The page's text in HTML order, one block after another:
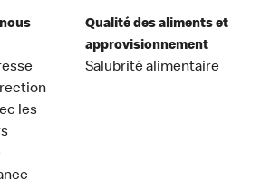
les
Qualité des aliments et
approvisionnement
Salubrité alimentaire